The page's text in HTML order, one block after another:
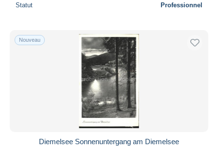
Statut Professionnel
Nouveau
Diemelsee Sonnenuntergang am Diemelsee